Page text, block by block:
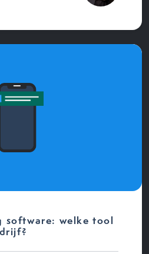
software: welke tool